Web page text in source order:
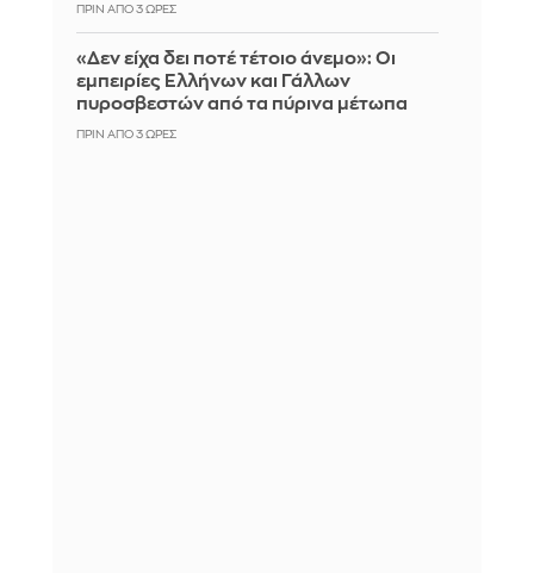
ΠΡΙΝ ΑΠΌ 3 ΏΡΕΣ
«Δεν είχα δει ποτέ τέτοιο άνεμο»: Οι
εμπειρίες Ελλήνων και Γάλλων
πυροσβεστών από τα πύρινα μέτωπα
ΠΡΙΝ ΑΠΌ 3 ΏΡΕΣ